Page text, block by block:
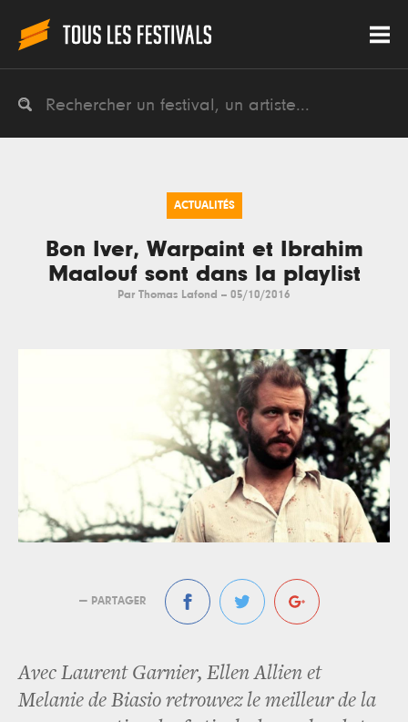
ACTUALITÉS
Bon Iver, Warpaint et Ibrahim
Maalouf sont dans la playlist
Par Thomas Lafond -- 05/10/2016
— PARTAGER
Avec Laurent Garnier, Ellen Allien et
Melanie de Biasio retrouvez le meilleur de la